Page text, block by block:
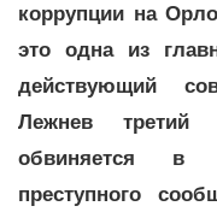
коррупции на
это одна из
действующий
Лежнев третий
обвиняется в
преступного